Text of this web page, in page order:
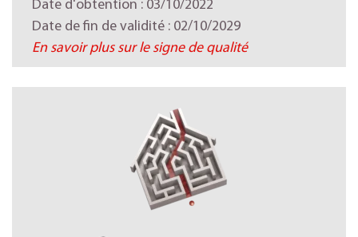
Date d'obtention : 03/10/2022
Date de fin de validité : 02/10/2029
En savoir plus sur le signe de qualité